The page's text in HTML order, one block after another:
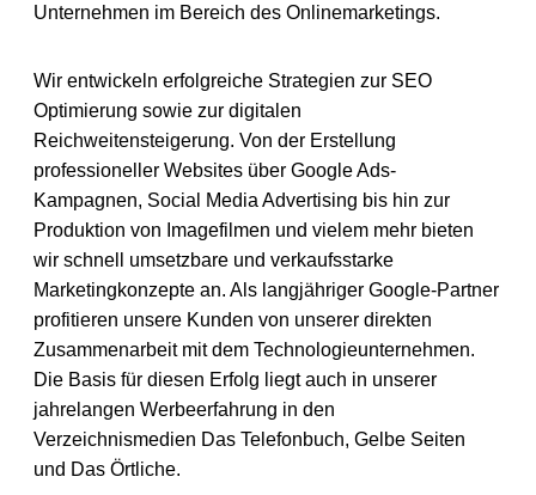
Unternehmen im Bereich des Onlinemarketings.
Wir entwickeln erfolgreiche Strategien zur SEO
Optimierung sowie zur digitalen
Reichweitensteigerung. Von der Erstellung
professioneller Websites über Google Ads-
Kampagnen, Social Media Advertising bis hin zur
Produktion von Imagefilmen und vielem mehr bieten
wir schnell umsetzbare und verkaufsstarke
Marketingkonzepte an. Als langjähriger Google-Partner
profitieren unsere Kunden von unserer direkten
Zusammenarbeit mit dem Technologieunternehmen.
Die Basis für diesen Erfolg liegt auch in unserer
jahrelangen Werbeerfahrung in den
Verzeichnismedien Das Telefonbuch, Gelbe Seiten
und Das Örtliche.